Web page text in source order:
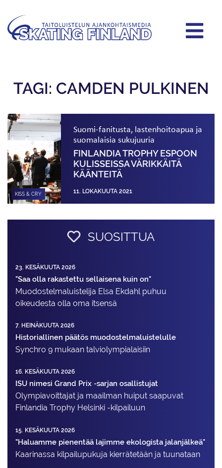
TAGI: CAMDEN PULKINEN
KISS & CRY
Suomi-fanitusta, lastenhoitoapua ja
suomalaisia sukujuuria
FINLANDIA TROPHY ESPOON
KULISSEISSA VÄRIKKÄITÄ
KÄÄNTEITÄ
11. LOKAKUUTA 2021
SUOSITTUA
23. KESÄKUUTA 2026
"Saa olla rakastettu sellaisena kuin on"
Muodostelma­luistelija Elsa Ekdahl puhuu
oikeudesta olla oma itsensä
7. HEINÄKUUTA 2026
Historiallinen päätös muodostelmaluistelulle
Synchro 9 mukaan talviolympialaisiin
16. KESÄKUUTA 2026
ISU nimesi Grand Prix -sarjan osallistujat
Olympiavoittajat ja maailman huiput saapuvat
Finlandia Trophy Helsinki -kilpailuun
15. KESÄKUUTA 2026
"Haluamme pienentää lajimme ekologista jalanjälkeä"
Kaarinassa kilpailupukuja kierrätetään ja tuunataan